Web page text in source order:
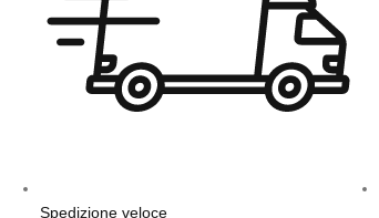
Spedizione veloce